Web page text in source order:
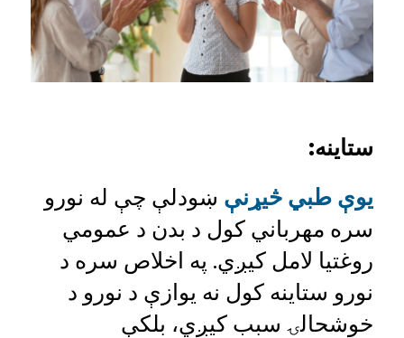
ستاینه:
یوې طبي څیړنې ښودلې چې له نورو
سره مهرباني کول د بدن د عمومي
روغتیا لامل کیږي. په اخلاص سره د
نورو ستاینه کول نه یوازې د نورو د
خوشحالۍ سبب کیږي، بلکې